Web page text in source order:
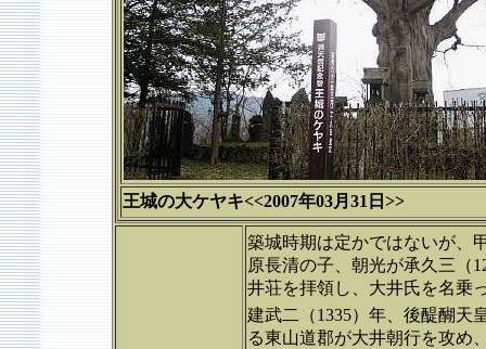
王城の大ケヤキ<<2007年03月31日>>
築城時期は定かではないが、
原長清の子、朝光が承久三（
井荘を拝領し、大井氏を名乗
建武二（1335）年、後醍醐天
る東山道郡が大井朝行を攻め